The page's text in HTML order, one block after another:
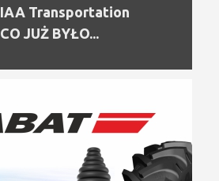
IAA Transportation
CO JUŻ BYŁO...